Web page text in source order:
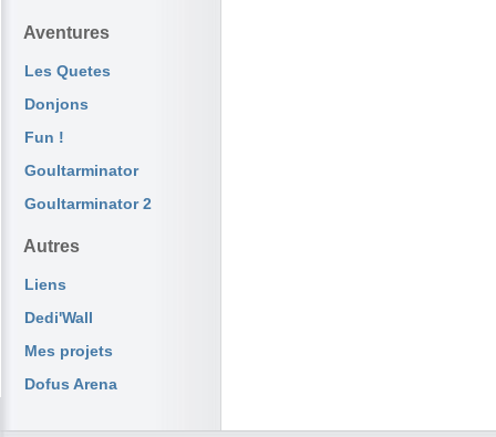
Aventures
Les Quetes
Donjons
Fun !
Goultarminator
Goultarminator 2
Autres
Liens
Dedi'Wall
Mes projets
Dofus Arena